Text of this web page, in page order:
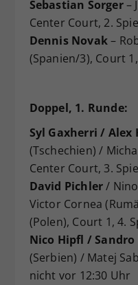
Sebastian Sorger–
Center Court, 2.
Dennis Novak–
(Spanien/3), Court
Doppel, 1. Runde:
Syl Gaxherri / Alex
(Tschechien) /
Center Court, 3.
David Pichler/
Victor Cornea
(Polen), Court 1, 4.
Nico Hipfl / Sandro
(Serbien) / Matej
nicht vor 12:30 Uhr